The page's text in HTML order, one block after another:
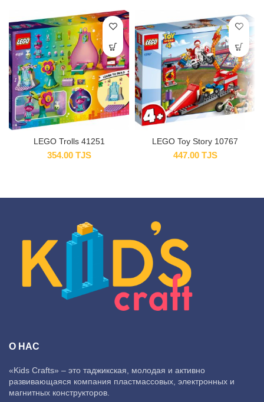
LEGO Trolls 41251
354.00 TJS
LEGO Toy Story 10767
447.00 TJS
О НАС
«Kids Crafts» – это таджикская, молодая и активно
развивающаяся компания пластмассовых, электронных и
магнитных конструкторов.